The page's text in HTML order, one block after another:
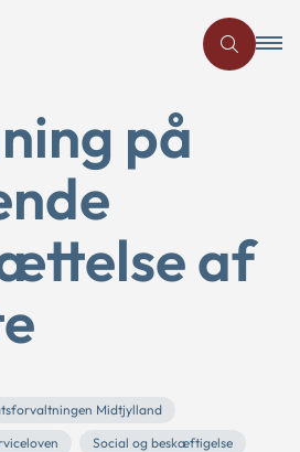
på
af
Midtjylland
Social og beskæftigelse